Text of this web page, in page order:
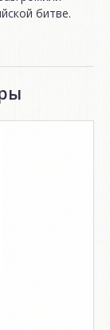
битве.